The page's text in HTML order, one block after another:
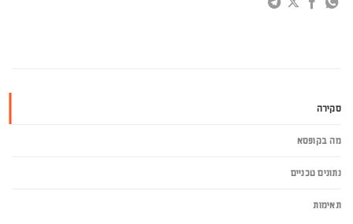
סקירה
מה בקופסא
נתונים טכניים
תאימות